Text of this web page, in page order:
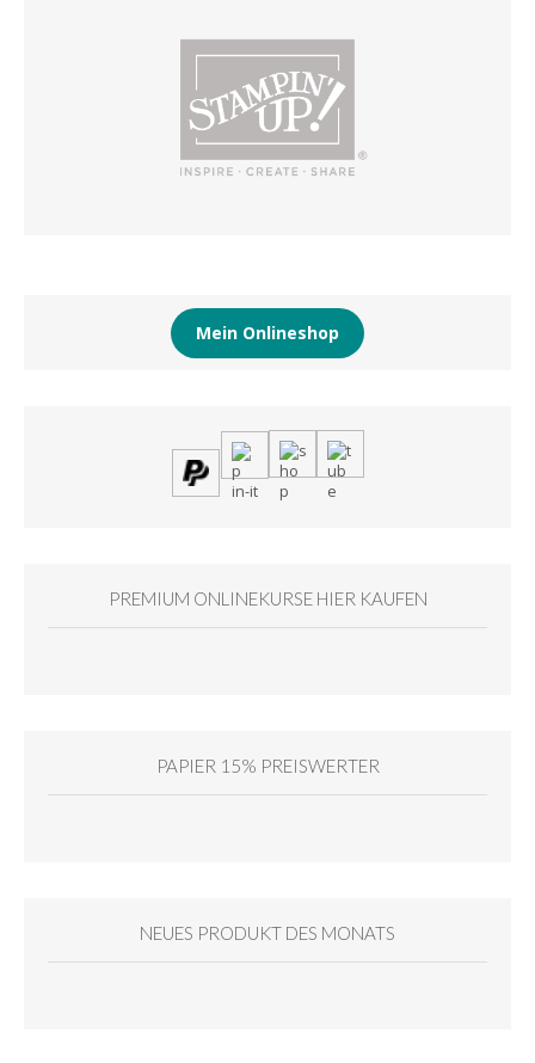
Mein Onlineshop
PREMIUM ONLINEKURSE HIER KAUFEN
PAPIER 15% PREISWERTER
NEUES PRODUKT DES MONATS